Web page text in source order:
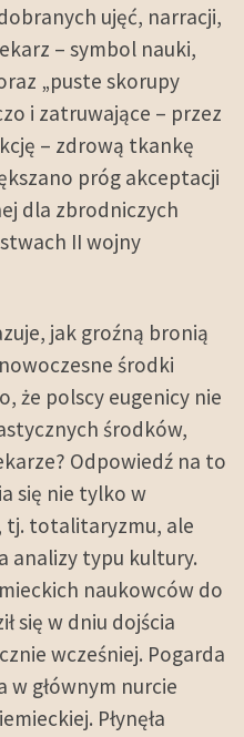
ujęć, narracji,
– symbol nauki,
„puste skorupy
i zatruwające – przez
– zdrową tkankę
próg akceptacji
dla zbrodniczych
II wojny
jak groźną bronią
środki
że polscy eugenicy nie
środków,
Odpowiedź na to
się nie tylko w
tj. totalitaryzmu, ale
analizy typu kultury.
naukowców do
się w dniu dojścia
wcześniej. Pogarda
w głównym nurcie
Płynęła